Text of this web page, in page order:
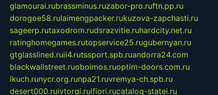
glamourai.rubrassminus.ruzabor-pro.ruftn.pp.ru
dorogoe58.rulaimengpacker.rukuzova-zapchasti.ru
sageerp.rutaxodrom.rudsrazvitie.ruhardcity.net.ru
ratinghomegames.rutopservice25.rugubernyan.ru
gtglasslined.ruii4.rutssport.spb.ruandorra24.com
blackwallstreet.ruoboimos.ruoptim-doors.com.ru
ikuch.runycr.org.runpa21.ruvremya-ch.spb.ru
desert000.ruivtorgi.ruifiori.rucatalog-statei.ru